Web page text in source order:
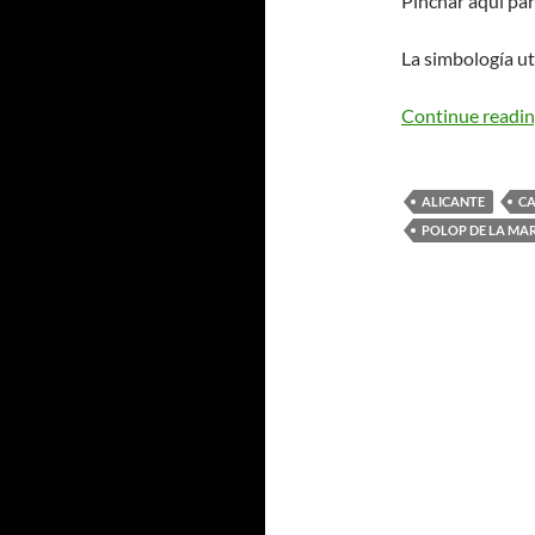
La simbología
Continue
ALICANTE
POLOP DE LA